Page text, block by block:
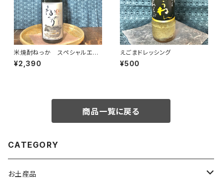
米焼酎ねっか スペシャルエデ
ィション
¥2,390
えごまドレッシング
¥500
商品一覧に戻る
CATEGORY
お土産品